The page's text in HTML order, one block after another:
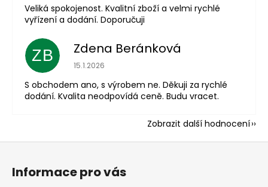
Veliká spokojenost. Kvalitní zboží a velmi rychlé
vyřízení a dodání. Doporučuji
ZB Zdena Beránková
Hodnocení obchodu je 1 z 5 hvězdiček.
15.1.2026
S obchodem ano, s výrobem ne. Děkuji za rychlé
dodání. Kvalita neodpovídá ceně. Budu vracet.
Zobrazit další hodnocení
Z
Informace pro vás